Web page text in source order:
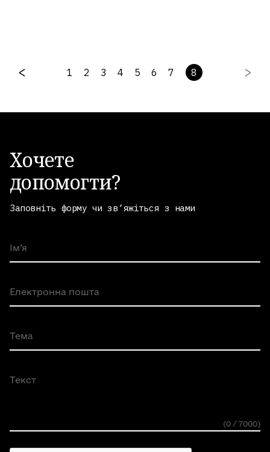
1 2 3 4 5 6 7 8
Хочете
допомогти?
Заповніть форму чи зв’яжіться з нами
Ім’я
Електронна пошта
Тема
Текст
(0 / 7000)